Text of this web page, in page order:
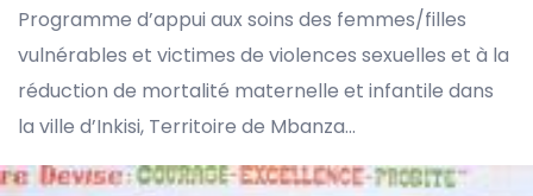
Programme d’appui aux soins des femmes/filles
vulnérables et victimes de violences sexuelles et à la
réduction de mortalité maternelle et infantile dans
la ville d’Inkisi, Territoire de Mbanza...